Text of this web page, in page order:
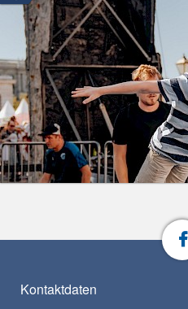
Kontaktdaten